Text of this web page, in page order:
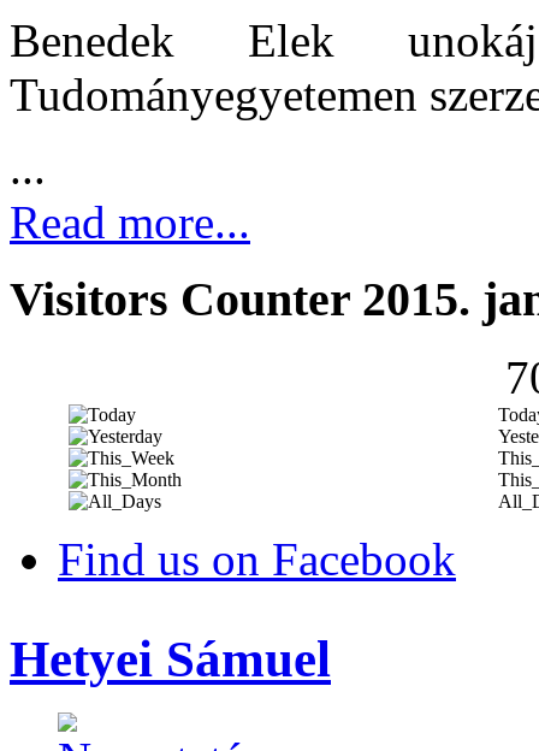
Benedek Elek
Tudományegyetemen
...
Read more...
Visitors Counter 2015.
Find us on Facebook
Hetyei Sámuel